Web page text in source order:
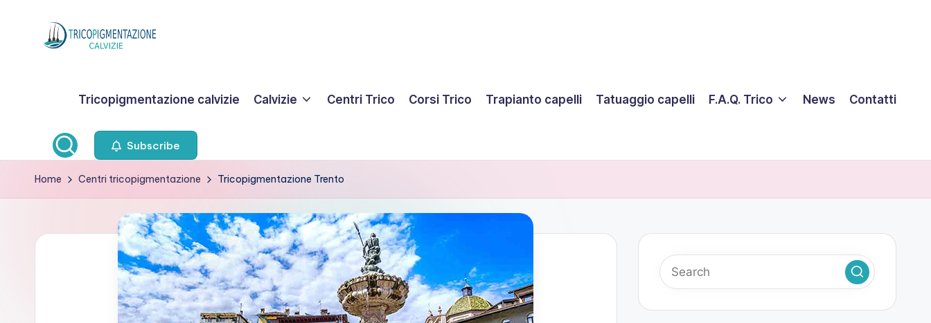
o
p
g
Tricopigmentazione calvizie Calvizie Centri Trico Corsi Trico Trapianto capelli Tatuaggio capelli F.A.Q. Trico News Contatti
Subscribe
Home Centri tricopigmentazione Tricopigmentazione Trento